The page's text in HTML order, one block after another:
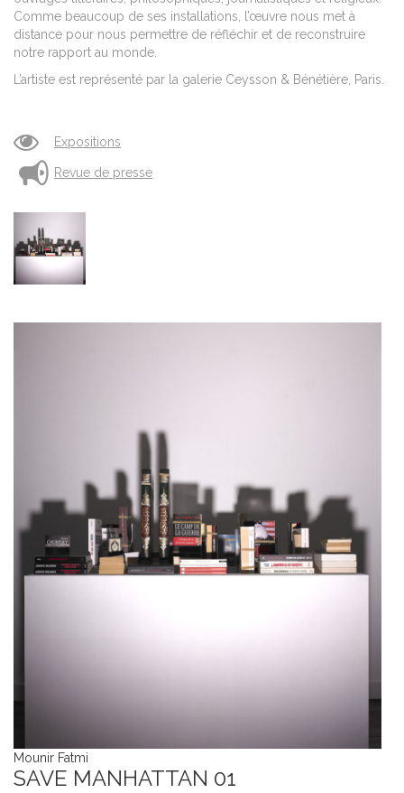
Comme beaucoup de ses installations, l’œuvre nous met à
distance pour nous permettre de réfléchir et de reconstruire
notre rapport au monde.
L’artiste est représenté par la galerie Ceysson & Bénétière, Paris.
Expositions
Revue de presse
Mounir Fatmi
SAVE MANHATTAN 01